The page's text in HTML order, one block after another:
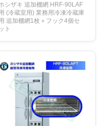
シザキ 追加棚網 HRF-90LAF
(冷蔵室用) 業務用冷凍冷蔵庫
追加棚網1枚＋フック4個セ
ット